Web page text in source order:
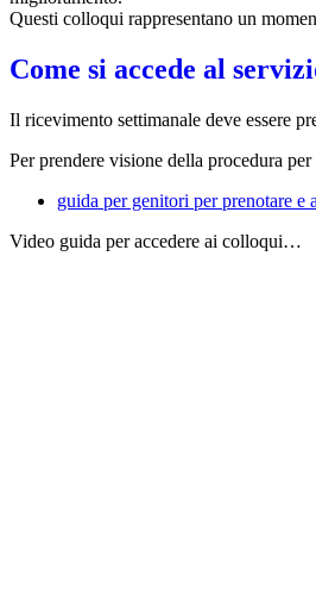
Questi colloqui rappresentano un
Come si accede al
Il ricevimento settimanale deve essere
Per prendere visione della procedura
guida per genitori per prenotare
Video guida per accedere ai colloqui…